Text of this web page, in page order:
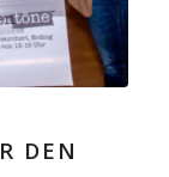
DEN